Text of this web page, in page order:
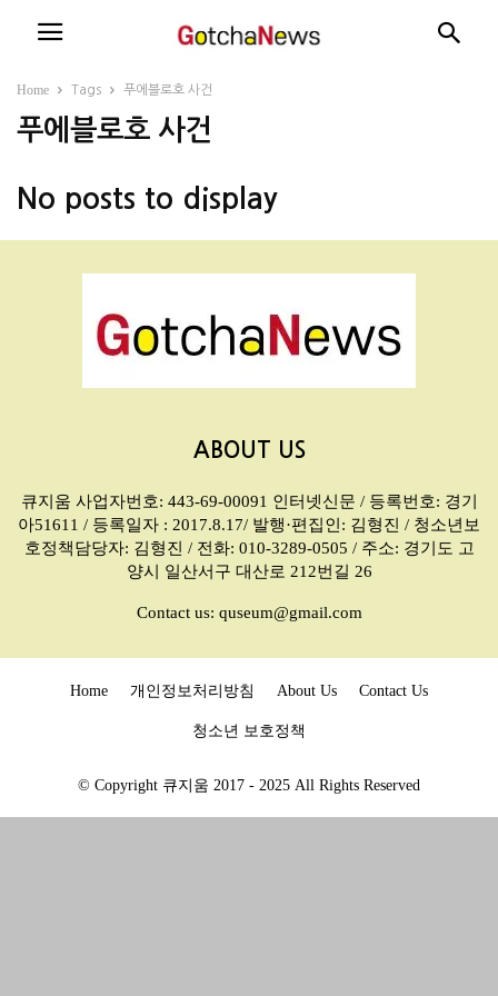
Home Tags 푸에블로호 사건
푸에블로호 사건
No posts to display
ABOUT US
큐지움 사업자번호: 443-69-00091 인터넷신문 / 등록번호: 경기
아51611 / 등록일자 : 2017.8.17/ 발행·편집인: 김형진 / 청소년보
호정책담당자: 김형진 / 전화: 010-3289-0505 / 주소: 경기도 고
양시 일산서구 대산로 212번길 26
Contact us: quseum@gmail.com
Home 개인정보처리방침 About Us Contact Us
청소년 보호정책
© Copyright 큐지움 2017 - 2025 All Rights Reserved